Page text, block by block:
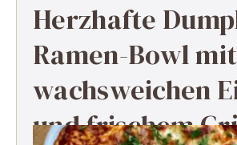
Herzhafte
Ramen-Bowl mit
wachsweichen
und frischem